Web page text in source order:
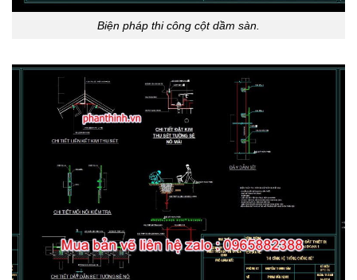
Biện pháp thi công cột dầm sàn.